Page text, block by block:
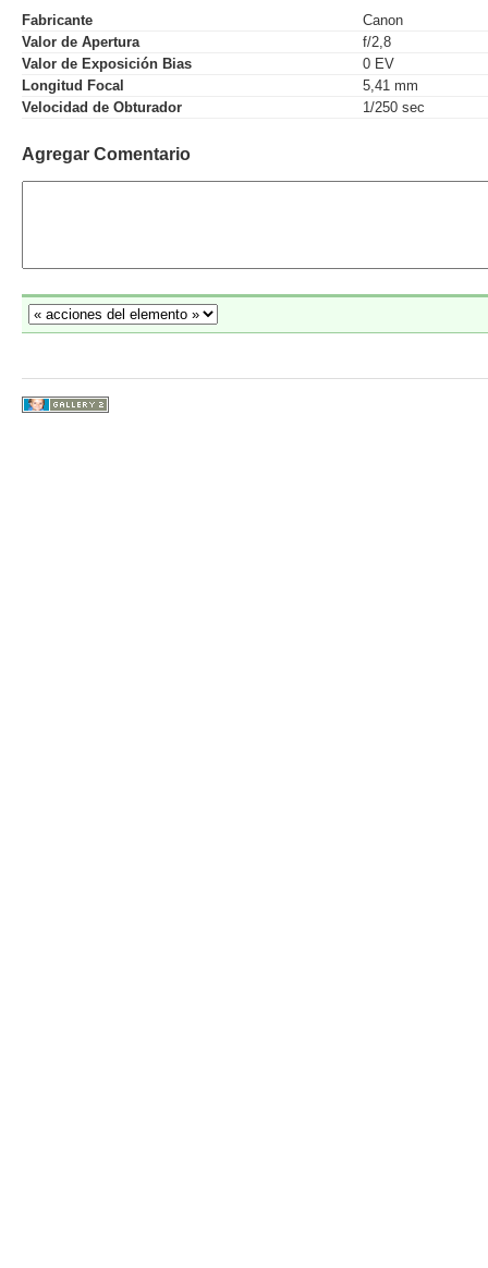
Fabricante
Canon
Valor de Apertura
f/2,8
Valor de Exposición Bias
0 EV
Longitud Focal
5,41 mm
Velocidad de Obturador
1/250 sec
Agregar Comentario